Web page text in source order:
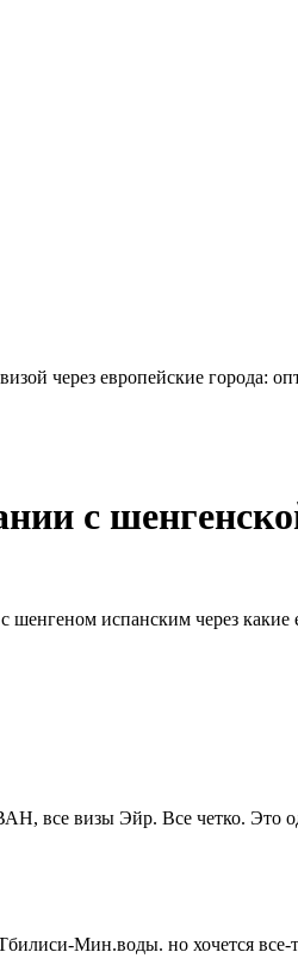
через европейские города:
с
шенгеном испанским через
визы Эйр. Все четко. Это
Мин.воды. но хочется все-